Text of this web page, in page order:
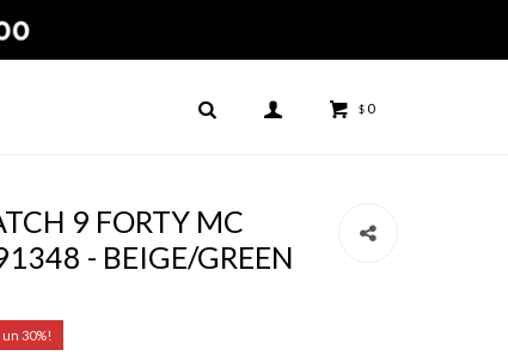
$ 0
9 FORTY MC
- BEIGE/GREEN
30